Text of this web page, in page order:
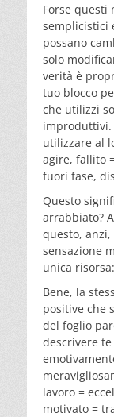
Forse questi
semplicistici
possano
solo
verità è
tuo blocco
che utilizzi
improduttivi.
utilizzare al
agire, fallito
fuori fase,
Questo
arrabbiato?
questo,
sensazione
unica
Bene, la
positive che
del foglio
descrivere
lavoro =
motivato =